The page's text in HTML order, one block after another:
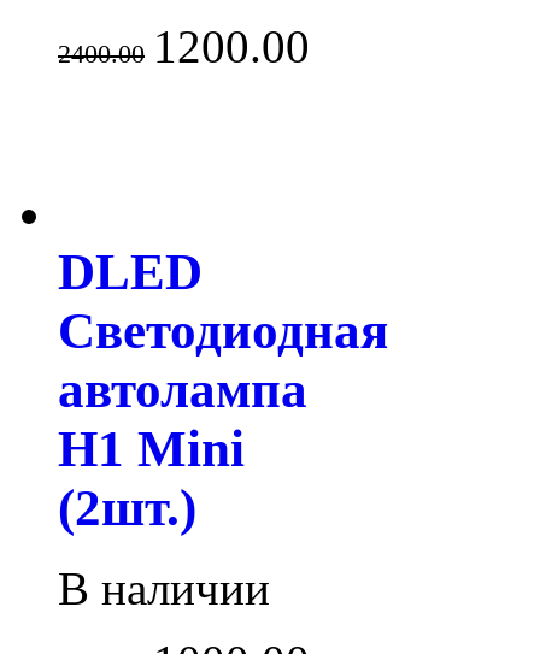
2400.00 1200.00
DLED
Светодиодная
автолампа
H1 Mini
(2шт.)
В наличии